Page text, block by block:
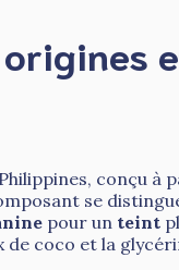
conçu à
se
pour un teint
de coco et la